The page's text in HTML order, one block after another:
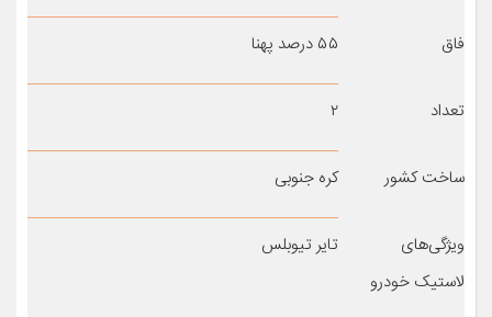
فاق ۵۵ درصد پهنا
تعداد ۲
ساخت کشور کره جنوبی
ویژگی‌های
لاستیک خودرو
تایر تیوبلس